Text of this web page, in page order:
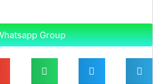
Group